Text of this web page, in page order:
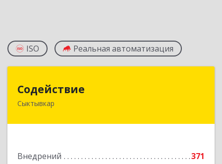
ISO Реальная автоматизация
Содействие
Сыктывкар
Внедрений
371
167004, Коми Респ, Сыктывкар г, Первомайская